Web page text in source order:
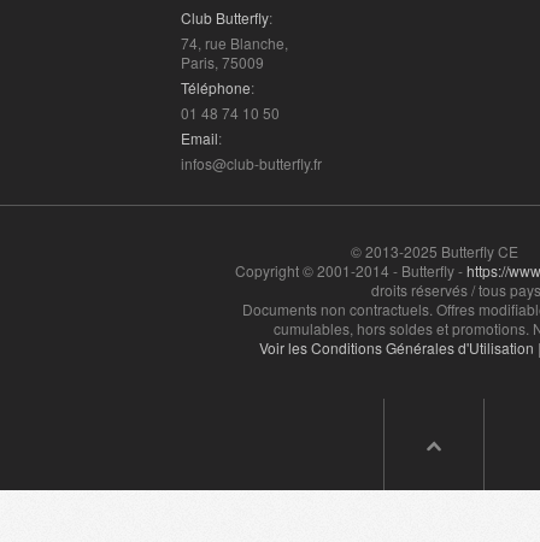
Club Butterfly:
74, rue Blanche,
Paris, 75009
Téléphone:
01 48 74 10 50
Email:
infos@club-butterfly.fr
© 2013-2025 Butterfly CE
Copyright © 2001-2014 - Butterfly -https://
droits réservés / tous
Documents non contractuels. Offres
cumulables, hors soldes et promotions.
Voir les Conditions Générales d'Utilisation